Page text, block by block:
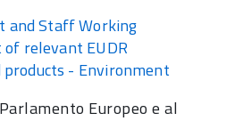
and Staff Working
relevant EUDR
- Environment
Europeo e al